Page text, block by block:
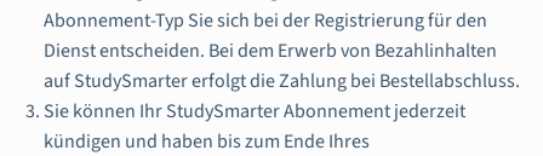
Abonnement-Typ Sie sich bei der Registrierung für den
Dienst entscheiden. Bei dem Erwerb von Bezahlinhalten
auf StudySmarter erfolgt die Zahlung bei Bestellabschluss.
Sie können Ihr StudySmarter Abonnement jederzeit
kündigen und haben bis zum Ende Ihres